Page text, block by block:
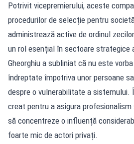
Potrivit vicepremierului, aceste
procedurilor de selecție pentru
administrează active de ordinul
un rol esențial în sectoare strategice
Gheorghiu a subliniat că nu este
îndreptate împotriva unor persoane
despre o vulnerabilitate a sistemului.
creat pentru a asigura profesionalism
să concentreze o influență
foarte mic de actori privați.